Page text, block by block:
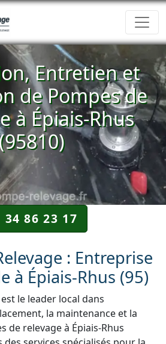
Entretien et
de Pompes de
à Épiais-Rhus
34 86 23 17
: Entreprise
à Épiais-Rhus (95)
le leader local dans
la maintenance et la
de relevage à Épiais-Rhus